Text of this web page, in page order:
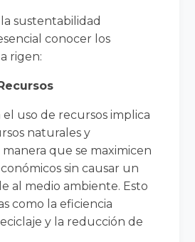
sustentabilidad
conocer los
rigen:
el uso de recursos implica
naturales y
que se maximicen
sin causar un
al medio ambiente. Esto
como la eficiencia
y la reducción de